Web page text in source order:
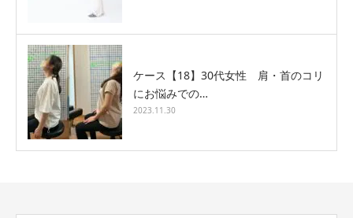
ケース【18】30代女性 肩・首のコリ
にお悩みでの…
2023.11.30